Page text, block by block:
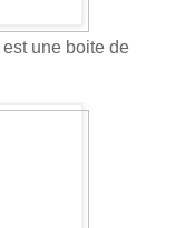
est une boite de